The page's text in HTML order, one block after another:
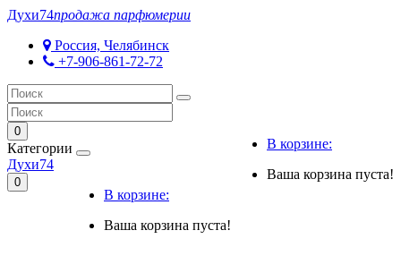
Духи74продажа парфюмерии
Россия, Челябинск
+7-906-861-72-72
0
В корзине:
Ваша корзина пуста!
Категории
Духи74
0
В корзине:
Ваша корзина пуста!